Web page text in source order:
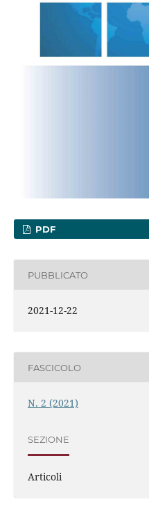
PDF
PUBBLICATO
2021-12-22
FASCICOLO
N. 2 (2021)
SEZIONE
Articoli